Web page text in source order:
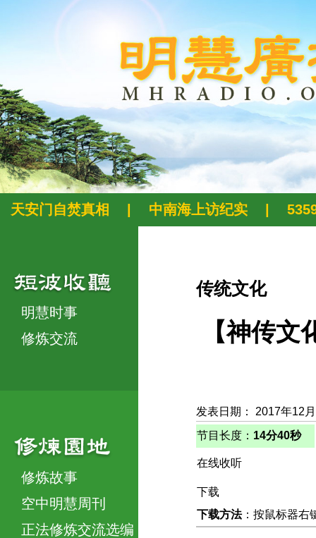
天安门自焚真相 中南海上访纪实
明慧时事
修炼交流
修炼故事
空中明慧周刊
正法修炼交流选编
传统文化
【神传
发表日期： 2017年12
节目长度： 14分40秒
在线收听
下载
下载方法：按鼠标器右